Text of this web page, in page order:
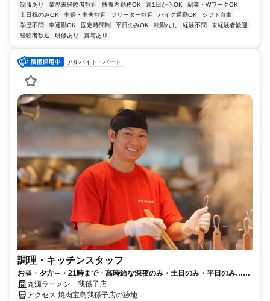
制服あり 業界未経験者歓迎 扶養内勤務OK 週1日からOK
副業・WワークOK
土日祝のみOK
主婦・主夫歓迎 フリーター歓迎 バイク通勤OK
シフト自由
学歴不問
車通勤OK 固定時間制 平日のみOK 転勤なし 経験不問
未経験者歓迎
経験者歓迎
研修あり 賞与あり
アルバイト・パート
調理・キッチンスタッフ
お昼・夕方～・21時まで・高時給な深夜のみ・土日のみ・平日のみ…好
きな時間・曜日でＯＫ！
丸源ラーメン 我孫子店
アクセス 焼肉宝島我孫子店の跡地